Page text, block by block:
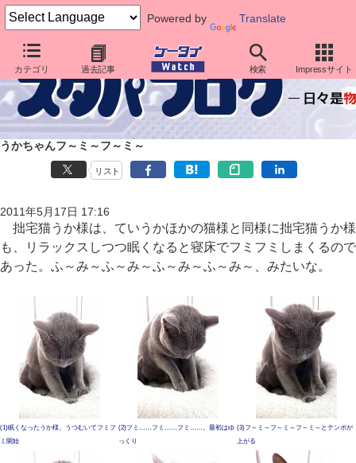
Powered by Translate
カテゴリ 過去記事 検索 Impressサイト
うかちゃんフ～ミ～フ～ミ～
リスト
2011年5月17日 17:16
拙宅猫うか様は、ていうかほかの猫様と同様に拙宅猫うか様
も、リラックスしつつ眠くなると寝床でフミフミしまくるので
あった。ふ～み～ふ～み～ふ～み～ふ～み～、みたいな。
(1)眠くなったうか様。うつむいてフミフ
ミ開始
(2)フミ……フミ……フミ……。最初はゆ
っくり
(3)フ～ミ～フ～ミ～フ～ミ～とテンポが
上がる